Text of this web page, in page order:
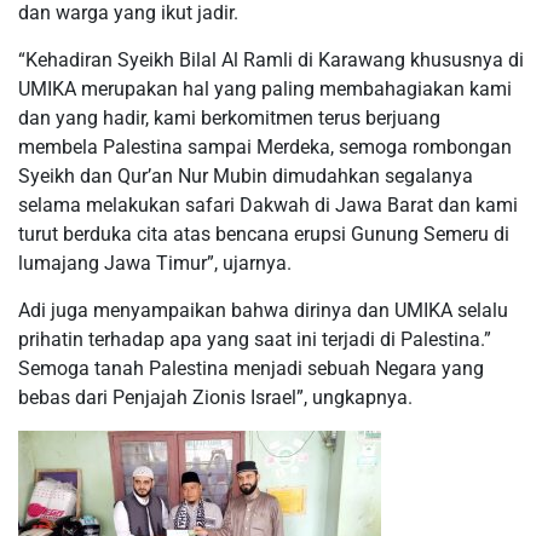
dan warga yang ikut jadir.
“Kehadiran Syeikh Bilal Al Ramli di Karawang khususnya di
UMIKA merupakan hal yang paling membahagiakan kami
dan yang hadir, kami berkomitmen terus berjuang
membela Palestina sampai Merdeka, semoga rombongan
Syeikh dan Qur’an Nur Mubin dimudahkan segalanya
selama melakukan safari Dakwah di Jawa Barat dan kami
turut berduka cita atas bencana erupsi Gunung Semeru di
lumajang Jawa Timur”, ujarnya.
Adi juga menyampaikan bahwa dirinya dan UMIKA selalu
prihatin terhadap apa yang saat ini terjadi di Palestina.”
Semoga tanah Palestina menjadi sebuah Negara yang
bebas dari Penjajah Zionis Israel”, ungkapnya.